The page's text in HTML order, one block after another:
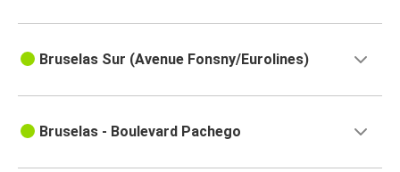
Bruselas Sur (Avenue Fonsny/Eurolines)
Bruselas - Boulevard Pachego